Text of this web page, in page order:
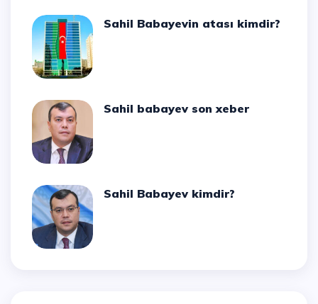
Sahil Babayevin atası kimdir?
Sahil babayev son xeber
Sahil Babayev kimdir?